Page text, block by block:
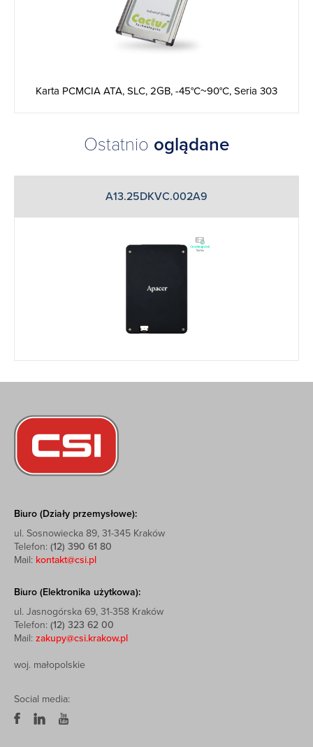
Karta PCMCIA ATA, SLC, 2GB, -45°C~90°C, Seria 303
Ostatnio oglądane
A13.25DKVC.002A9
Biuro (Działy przemysłowe):
ul. Sosnowiecka 89, 31-345 Kraków
Telefon: (12) 390 61 80
Mail: kontakt@csi.pl
Biuro (Elektronika użytkowa):
ul. Jasnogórska 69, 31-358 Kraków
Telefon: (12) 323 62 00
Mail: zakupy@csi.krakow.pl
woj. małopolskie
Social media: